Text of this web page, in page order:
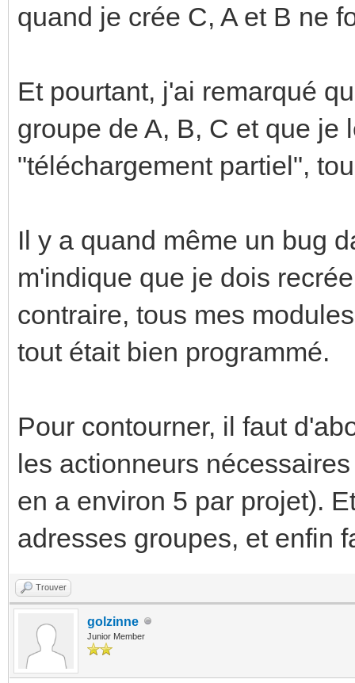
quand je crée C, A et B ne
Et pourtant, j'ai remarqué
groupe de A, B, C et que je
"téléchargement partiel",
Il y a quand même un bug
m'indique que je dois
contraire, tous mes
tout était bien programmé.
Pour contourner, il faut
les actionneurs
en a environ 5 par projet).
adresses groupes, et enfin
Trouver
golzinne
Junior Member